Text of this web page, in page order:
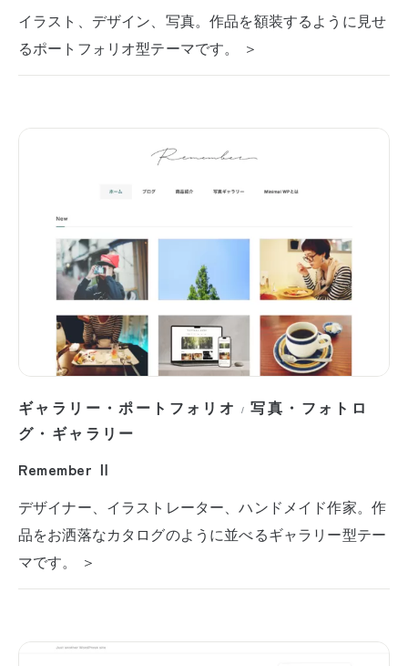
イラスト、デザイン、写真。作品を額装するように見せ
るポートフォリオ型テーマです。 ＞
ギャラリー・ポートフォリオ /写真・フォトロ
グ・ギャラリー
Remember Ⅱ
デザイナー、イラストレーター、ハンドメイド作家。作
品をお洒落なカタログのように並べるギャラリー型テー
マです。 ＞